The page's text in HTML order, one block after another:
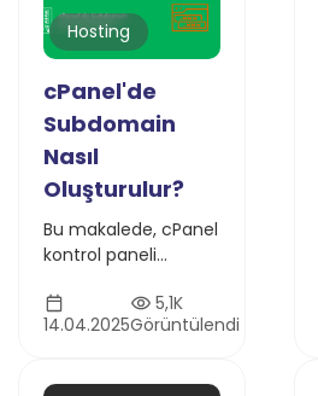
Hosting
cPanel'de
Subdomain
Nasıl
Oluşturulur?
Bu makalede, cPanel
kontrol paneli
subdomain (alt alan
adı) oluşturmayı
anlatacağız.
14.04.2025
5,1K
Görüntülendi